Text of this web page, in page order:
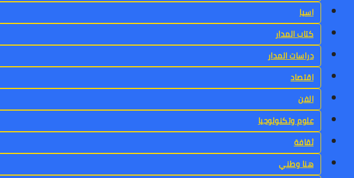
اسيا
كتاب المدار
دراسات المدار
اقتصاد
الفن
علوم وتكنولوجيا
ثقافة
هنا وطني